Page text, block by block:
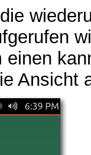
Ansicht